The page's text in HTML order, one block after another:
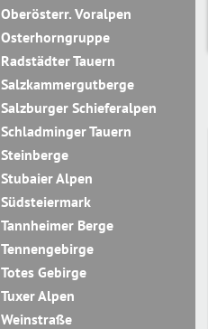
Oberösterr. Voralpen
Osterhorngruppe
Radstädter Tauern
Salzkammergutberge
Salzburger Schieferalpen
Schladminger Tauern
Steinberge
Stubaier Alpen
Südsteiermark
Tannheimer Berge
Tennengebirge
Totes Gebirge
Tuxer Alpen
Weinstraße